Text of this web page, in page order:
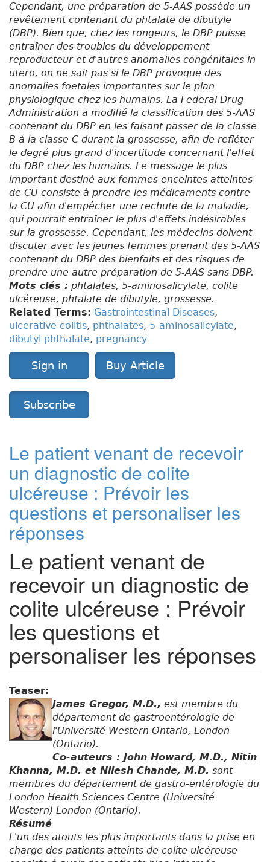
Cependant, une préparation de 5-AAS possède un
revêtement contenant du phtalate de dibutyle
(DBP). Bien que, chez les rongeurs, le DBP puisse
entraîner des troubles du développement
reproducteur et d'autres anomalies congénitales in
utero, on ne sait pas si le DBP provoque des
anomalies foetales importantes sur le plan
physiologique chez les humains. La Federal Drug
Administration a modifié la classification des 5-AAS
contenant du DBP en les faisant passer de la classe
B à la classe C durant la grossesse, afin de refléter
le degré plus grand d'incertitude concernant l'effet
du DBP chez les humains. Le message le plus
important destiné aux femmes enceintes atteintes
de CU consiste à prendre les médicaments contre
la CU afin d'empêcher une rechute de la maladie,
qui pourrait entraîner le plus d'effets indésirables
sur la grossesse. Cependant, les médecins doivent
discuter avec les jeunes femmes prenant des 5-AAS
contenant du DBP des bienfaits et des risques de
prendre une autre préparation de 5-AAS sans DBP.
Mots clés : phtalates, 5-aminosalicylate, colite
ulcéreuse, phtalate de dibutyle, grossesse.
Related Terms: Gastrointestinal Diseases,
ulcerative colitis, phthalates, 5-aminosalicylate,
dibutyl phthalate, pregnancy
Sign in Buy Article
Subscribe
Le patient venant de recevoir
un diagnostic de colite
ulcéreuse : Prévoir les
questions et personaliser les
réponses
Le patient venant de
recevoir un diagnostic de
colite ulcéreuse : Prévoir
les questions et
personaliser les réponses
Teaser:
James Gregor, M.D., est membre du
département de gastroentérologie de
l'Université Western Ontario, London
(Ontario).
Co-auteurs : John Howard, M.D., Nitin
Khanna, M.D. et Nilesh Chande, M.D. sont
membres du département de gastro-entérologie du
London Health Sciences Centre (Université
Western) London (Ontario).
Résumé
L'un des atouts les plus importants dans la prise en
charge des patients atteints de colite ulcéreuse